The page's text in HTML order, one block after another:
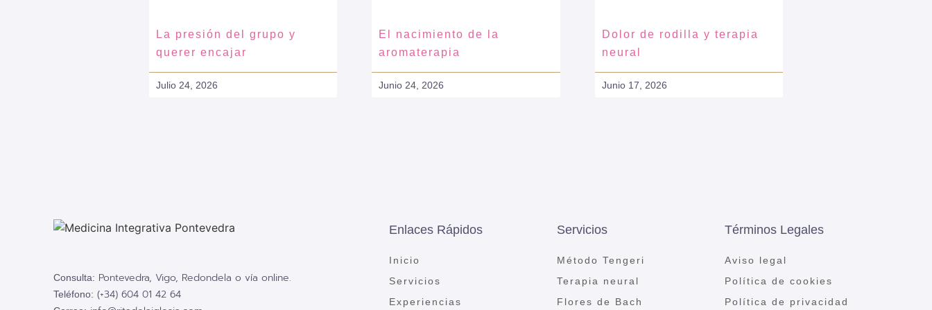
La presión del grupo y
querer encajar
Julio 24, 2026
El nacimiento de la
aromaterapia
Junio 24, 2026
Dolor de rodilla y terapia
neural
Junio 17, 2026
Consulta: Pontevedra, Vigo, Redondela o vía online.
Teléfono: (+34) 604 01 42 64
Enlaces Rápidos
Inicio
Servicios
Experiencias
Servicios
Método Tengeri
Terapia neural
Flores de Bach
Términos Legales
Aviso legal
Política de cookies
Política de privacidad